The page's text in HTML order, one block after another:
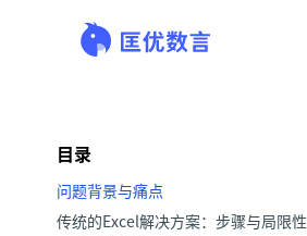
目录
问题背景与痛点
传统的Excel解决方案：步骤与局限性